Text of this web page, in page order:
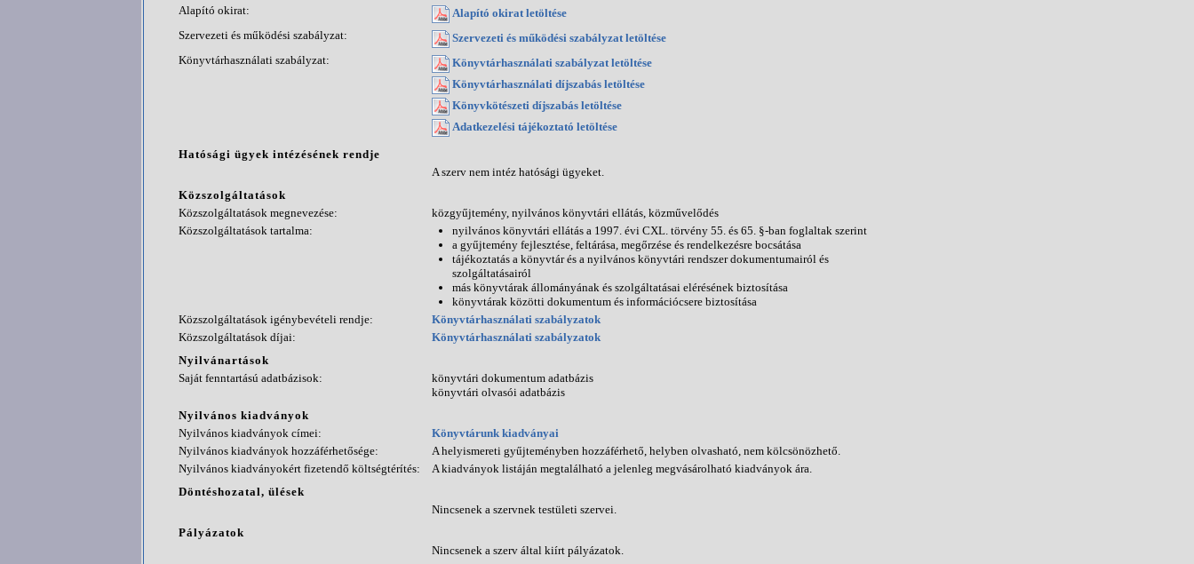
Alapító okirat:
Alapító okirat letöltése
Szervezeti és működési szabályzat:
Szervezeti és működési szabályzat letöltése
Könyvtárhasználati szabályzat:
Könyvtárhasználati szabályzat letöltése
Könyvtárhasználati díjszabás letöltése
Könyvkötészeti díjszabás letöltése
Adatkezelési tájékoztató letöltése
Hatósági ügyek intézésének rendje
A szerv nem intéz hatósági ügyeket.
Közszolgáltatások
Közszolgáltatások megnevezése:
közgyűjtemény, nyilvános könyvtári ellátás, közművelődés
Közszolgáltatások tartalma:
nyilvános könyvtári ellátás a 1997. évi CXL. törvény 55. és 65. §-ban foglaltak szerint
a gyűjtemény fejlesztése, feltárása, megőrzése és rendelkezésre bocsátása
tájékoztatás a könyvtár és a nyilvános könyvtári rendszer dokumentumairól és
szolgáltatásairól
más könyvtárak állományának és szolgáltatásai elérésének biztosítása
könyvtárak közötti dokumentum és információcsere biztosítása
Közszolgáltatások igénybevételi rendje:
Könyvtárhasználati szabályzatok
Közszolgáltatások díjai:
Könyvtárhasználati szabályzatok
Nyilvánartások
Saját fenntartású adatbázisok:
könyvtári dokumentum adatbázis
könyvtári olvasói adatbázis
Nyilvános kiadványok
Nyilvános kiadványok címei:
Könyvtárunk kiadványai
Nyilvános kiadványok hozzáférhetősége:
A helyismereti gyűjteményben hozzáférhető, helyben olvasható, nem kölcsönözhető.
Nyilvános kiadványokért fizetendő költségtérítés:
A kiadványok listáján megtalálható a jelenleg megvásárolható kiadványok ára.
Döntéshozatal, ülések
Nincsenek a szervnek testületi szervei.
Pályázatok
Nincsenek a szerv által kiírt pályázatok.